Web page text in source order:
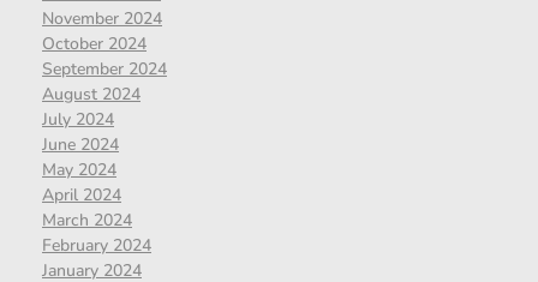
November 2024
October 2024
September 2024
August 2024
July 2024
June 2024
May 2024
April 2024
March 2024
February 2024
January 2024